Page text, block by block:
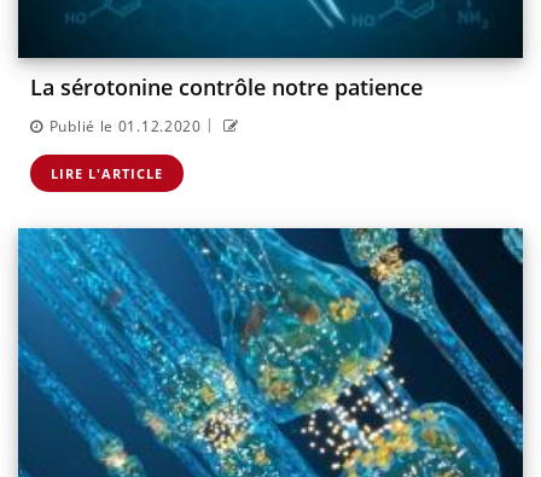
La sérotonine contrôle notre patience
Publié le 01.12.2020 |
LIRE L'ARTICLE